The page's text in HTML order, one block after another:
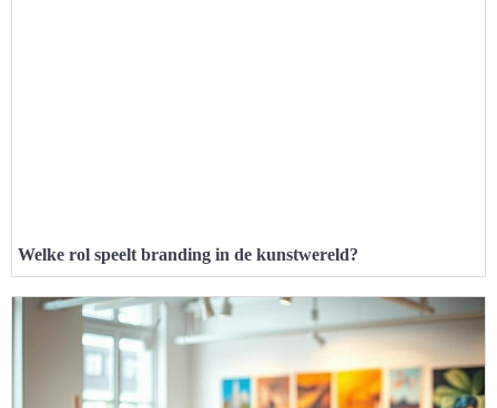
Welke rol speelt branding in de kunstwereld?